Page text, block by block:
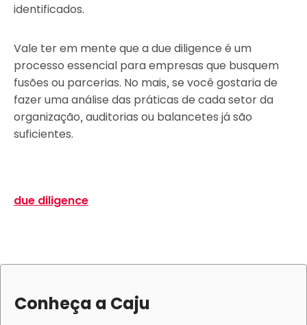
identificados.
Vale ter em mente que a due diligence é um
processo essencial para empresas que busquem
fusões ou parcerias. No mais, se você gostaria de
fazer uma análise das práticas de cada setor da
organização, auditorias ou balancetes já são
suficientes.
due diligence
Conheça a Caju